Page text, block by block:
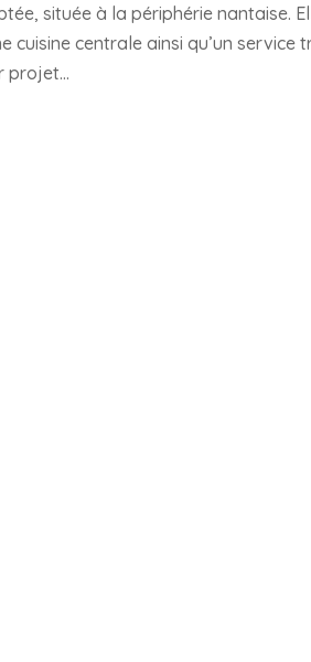
située à la périphérie nantaise.
centrale ainsi qu’un service
projet...